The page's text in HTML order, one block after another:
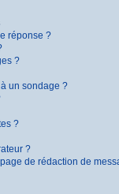
réponse ?
?
un sondage ?
?
?
de rédaction de